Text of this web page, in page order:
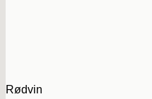
Rødvin